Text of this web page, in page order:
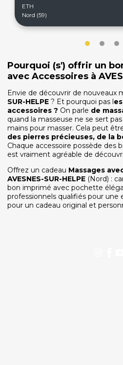
ETH
Nord (59)
Pourquoi (s') offrir un
avec Accessoires à
Envie de découvrir de nouveaux
SUR-HELPE ? Et pourquoi pas l
accessoires ? On parle de
quand la masseuse ne se sert
mains pour masser. Cela peut
des pierres précieuses, de la
Chaque accessoire possède des
est vraiment agréable de
Offrez un cadeau Massages
AVESNES-SUR-HELPE (Nord) :
bon imprimé avec pochette
professionnels qualifiés pour une
pour un cadeau original et
On
SERVICE CLIENTS
Email Par
Tél 03 20 14
Notre service client est ouvert
de 9h à 12h30 et de
DEVENIR
Proposer mon
Témoignages